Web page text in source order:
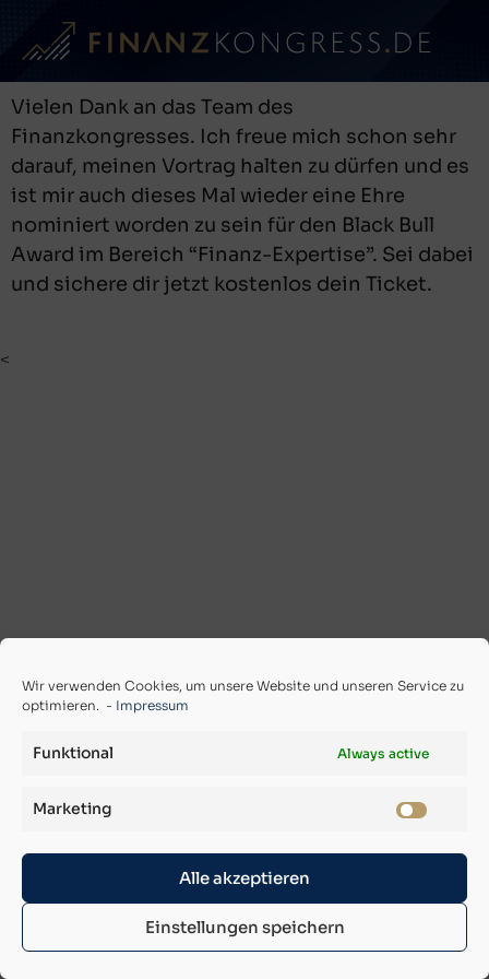
Wir verwenden Cookies, um unsere Website und unseren Service zu
optimieren. - Impressum
Funktional Always active
Marketing
Alle akzeptieren
Einstellungen speichern
Vielen Dank an das Team des
Finanzkongresses. Ich freue mich schon sehr
darauf, meinen Vortrag halten zu dürfen und es
ist mir auch dieses Mal wieder eine Ehre
nominiert worden zu sein für den Black Bull
Award im Bereich “Finanz-Expertise”. Sei dabei
und sichere dir jetzt kostenlos dein Ticket.
<